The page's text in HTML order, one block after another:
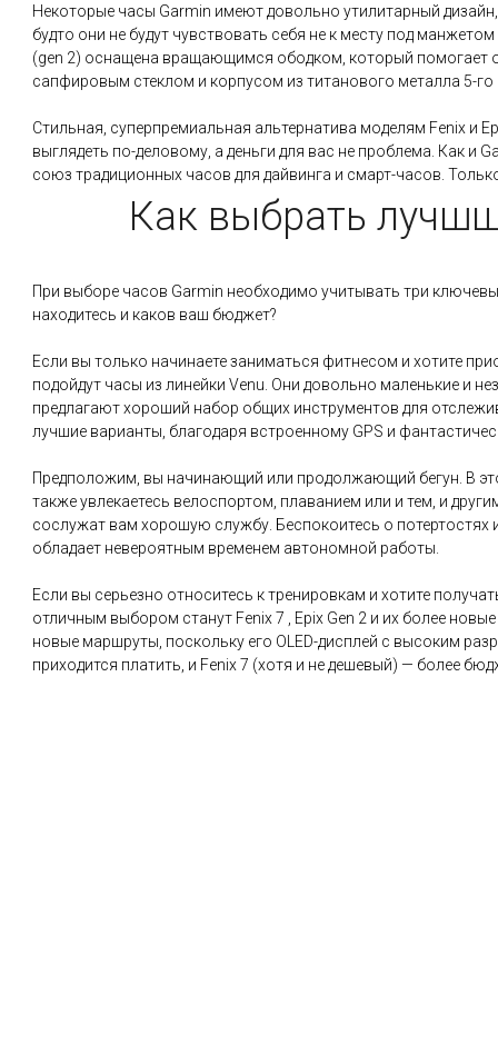
Некоторые часы Garmin имеют довольно утилитарный
будто они не будут чувствовать себя не к месту под
(gen 2) оснащена вращающимся ободком, который помогает
сапфировым стеклом и корпусом из титанового металла 5-го
Стильная, суперпремиальная альтернатива моделям Fenix и
выглядеть по-деловому, а деньги для вас не проблема. Как
союз традиционных часов для дайвинга и смарт-часов.
Как выбрать
При выборе часов Garmin необходимо учитывать три
находитесь и каков ваш бюджет?
Если вы только начинаете заниматься фитнесом и хотите
подойдут часы из линейки Venu. Они довольно маленькие и
предлагают хороший набор общих инструментов для
лучшие варианты, благодаря встроенному GPS и
Предположим, вы начинающий или продолжающий бегун. В
также увлекаетесь велоспортом, плаванием или и тем, и
сослужат вам хорошую службу. Беспокоитесь о потертостях
обладает невероятным временем автономной работы.
Если вы серьезно относитесь к тренировкам и хотите
отличным выбором станут Fenix 7 , Epix Gen 2 и их более
новые маршруты, поскольку его OLED-дисплей с высоким
приходится платить, и Fenix 7 (хотя и не дешевый) — более